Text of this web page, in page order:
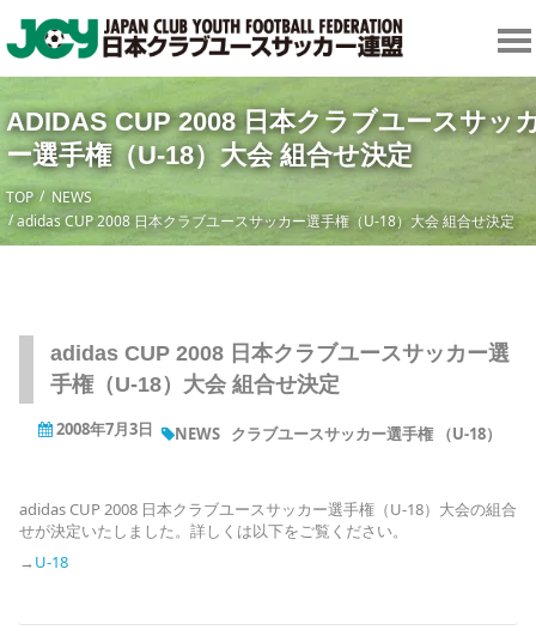
ADIDAS CUP 2008 日本クラブユースサッ
ー選手権（U-18）大会 組合せ決定
TOP
NEWS
adidas CUP 2008 日本クラブユースサッカー選手権（U-18）大会 組合せ決定
adidas CUP 2008 日本クラブユースサッカー選
手権（U-18）大会 組合せ決定
2008年7月3日 NEWS クラブユースサッカー選手権 （U-18）
adidas CUP 2008 日本クラブユースサッカー選手権（U-18）大会の組合
せが決定いたしました。詳しくは以下をご覧ください。
→ U-18